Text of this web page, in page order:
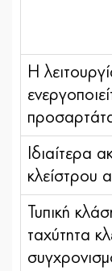
Η
Ιδιαίτερα
κλείστρου
Τυπική
ταχύτητα